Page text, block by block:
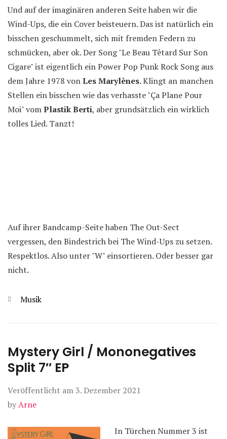
Und auf der imaginären anderen Seite haben wir die
Wind-Ups, die ein Cover beisteuern. Das ist natürlich ein
bisschen geschummelt, sich mit fremden Federn zu
schmücken, aber ok. Der Song "Le Beau Têtard Sur Son
Cigare" ist eigentlich ein Power Pop Punk Rock Song aus
dem Jahre 1978 vonLes Marylènes. Klingt an manchen
Stellen ein bisschen wie das verhasste "Ça Plane Pour
Moi" vomPlastik Berti, aber grundsätzlich ein wirklich
tolles Lied. Tanzt!
Auf ihrer Bandcamp-Seite haben The Out-Sect
vergessen, den Bindestrich bei The Wind-Ups zu setzen.
Respektlos. Also unter "W" einsortieren. Oder besser gar
nicht.
Kategorien
Musik
Mystery Girl / Mononegatives
Split 7″ EP
Veröffentlicht am 3. Dezember 2021
byArne
In Türchen Nummer 3 ist